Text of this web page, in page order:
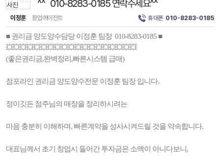
^^ 010-8283-0185 연락주세요^^
이정훈 창업에이전트 휴대폰 010-8283-0185
■ 권리금 양도양수담당 이정훈 팀장 010-8283-0185 ■
💥💥💥💥💥💥💥💥💥💥💥💥💥💥💥💥💥💥💥
(좋은권리금,완벽정리,빠른시스템 급매)
점포라인 권리금 양도양수전문 이정훈 팀장 입니다.
정이깃든 점주님의 매장을 정리하시려는
마음 충분히 이해하며, 빠른계약을 성사시켜드릴 것을 약속합니다.
대표님께서 초기 창업시 들어간 투자금은 소액이 아니다보니,